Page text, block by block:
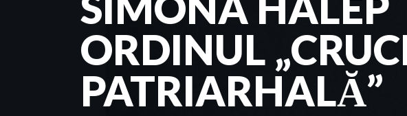
ORDINUL
PATRIARHALĂ”